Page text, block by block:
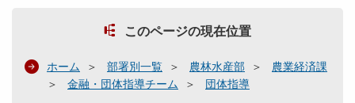
このページの現在位置
ホーム 部署別一覧 農林水産部
農業経済課
金融・団体指導チーム
団体指導